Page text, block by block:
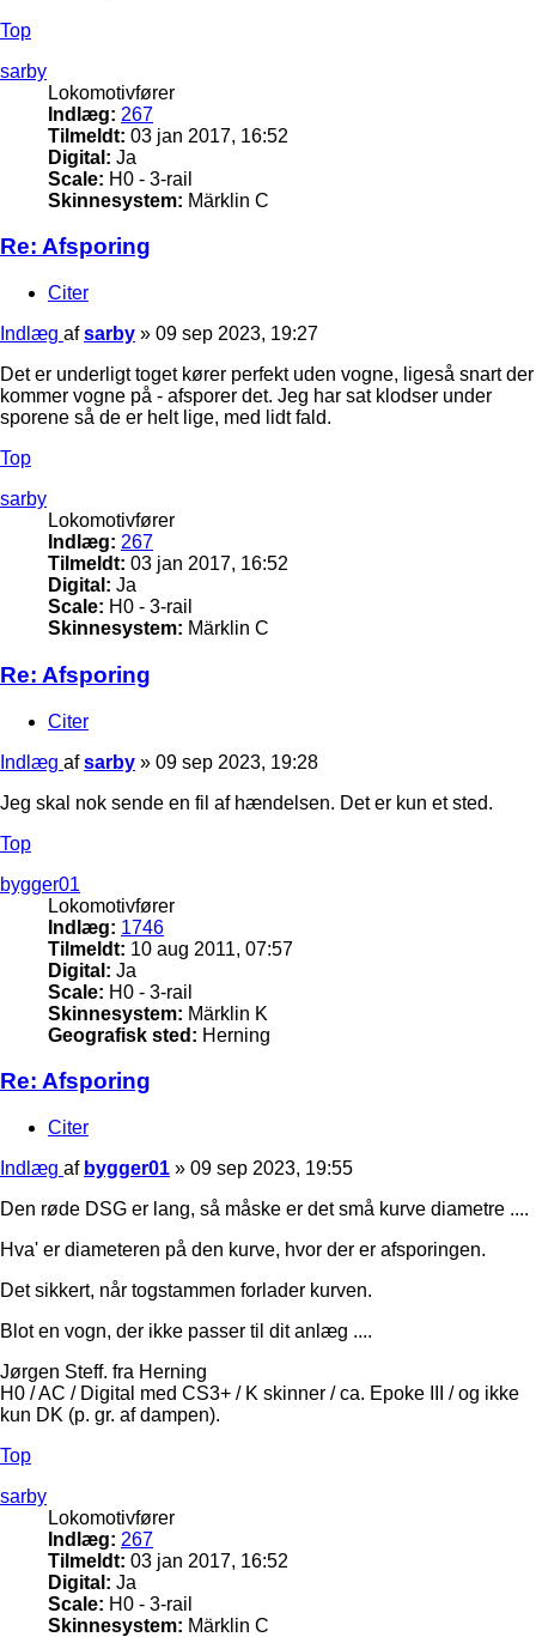
Top
sarby
Lokomotivfører
Indlæg: 267
Tilmeldt: 03 jan 2017, 16:52
Digital: Ja
Scale: H0 - 3-rail
Skinnesystem: Märklin C
Re: Afsporing
Citer
Indlæg afsarby » 09 sep 2023, 19:27
Det er underligt toget kører perfekt uden vogne, ligeså snart der
kommer vogne på - afsporer det. Jeg har sat klodser under
sporene så de er helt lige, med lidt fald.
Top
sarby
Lokomotivfører
Indlæg: 267
Tilmeldt: 03 jan 2017, 16:52
Digital: Ja
Scale: H0 - 3-rail
Skinnesystem: Märklin C
Re: Afsporing
Citer
Indlæg afsarby » 09 sep 2023, 19:28
Jeg skal nok sende en fil af hændelsen. Det er kun et sted.
Top
bygger01
Lokomotivfører
Indlæg: 1746
Tilmeldt: 10 aug 2011, 07:57
Digital: Ja
Scale: H0 - 3-rail
Skinnesystem: Märklin K
Geografisk sted: Herning
Re: Afsporing
Citer
Indlæg af bygger01 » 09 sep 2023, 19:55
Den røde DSG er lang, så måske er det små kurve diametre ....
Hva' er diameteren på den kurve, hvor der er afsporingen.
Det sikkert, når togstammen forlader kurven.
Blot en vogn, der ikke passer til dit anlæg ....
Jørgen Steff. fra Herning
H0 / AC / Digital med CS3+ / K skinner / ca. Epoke III / og ikke
kun DK (p. gr. af dampen).
Top
sarby
Lokomotivfører
Indlæg: 267
Tilmeldt: 03 jan 2017, 16:52
Digital: Ja
Scale: H0 - 3-rail
Skinnesystem: Märklin C